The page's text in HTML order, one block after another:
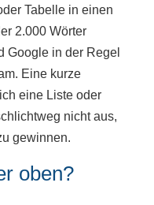
Tabelle in einen
2.000 Wörter
Google in der Regel
Eine kurze
eine Liste oder
nicht aus,
gewinnen.
oben?